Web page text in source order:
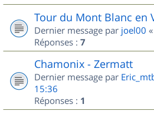
Tour du Mont Blanc en
Dernier message par joel00 «
Réponses : 7
Chamonix - Zermatt
Dernier message par
15:36
Réponses : 1